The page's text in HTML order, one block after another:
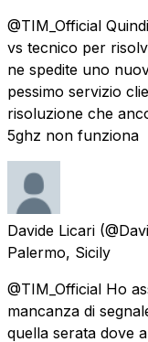
@TIM_Official
vs tecnico per
ne spedite uno
pessimo servizio
risoluzione che
5ghz non funziona
Davide Licari
Palermo, Sicily
@TIM_Official Ho
mancanza di
quella serata dove